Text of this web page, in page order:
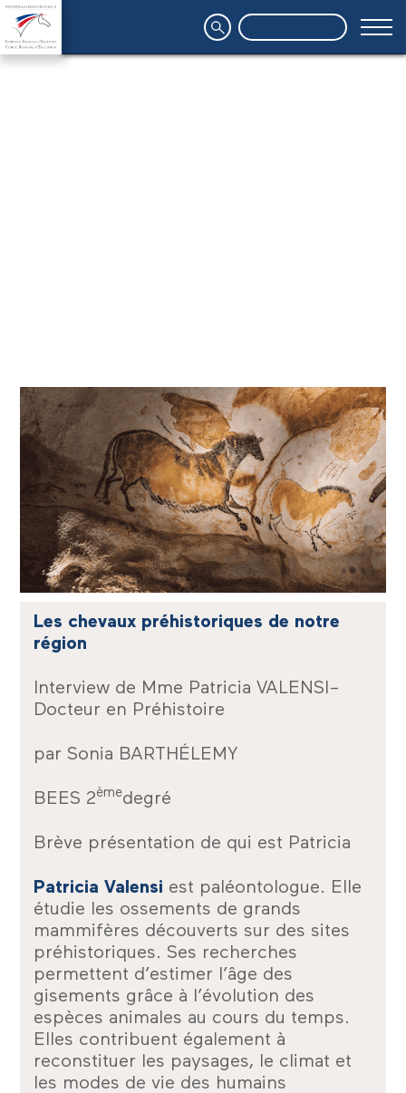
Les chevaux préhistoriques de notre
région
Interview de Mme Patricia VALENSI–
Docteur en Préhistoire
par Sonia BARTHÉLEMY
BEES 2èmedegré
Brève présentation de qui est Patricia
Patricia Valensi est paléontologue. Elle
étudie les ossements de grands
mammifères découverts sur des sites
préhistoriques. Ses recherches
permettent d’estimer l’âge des
gisements grâce à l’évolution des
espèces animales au cours du temps.
Elles contribuent également à
reconstituer les paysages, le climat et
les modes de vie des humains